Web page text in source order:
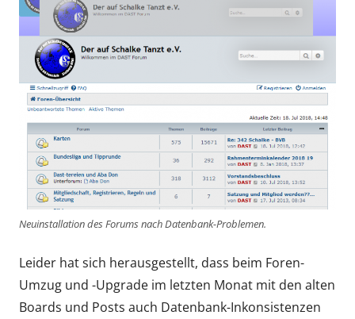
Neuinstallation des Forums nach Datenbank-Problemen.
Leider hat sich herausgestellt, dass beim Foren-
Umzug und -Upgrade im letzten Monat mit den alten
Boards und Posts auch Datenbank-Inkonsistenzen